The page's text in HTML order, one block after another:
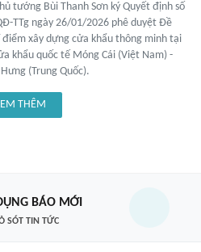
tướng Bùi Thanh Sơn ký Quyết định số
TTg ngày 26/01/2026 phê duyệt Đề
xây dựng cửa khẩu thông minh tại
khẩu quốc tế Móng Cái (Việt Nam) -
(Trung Quốc).
THÊM
BÁO MỚI
SÓT TIN TỨC